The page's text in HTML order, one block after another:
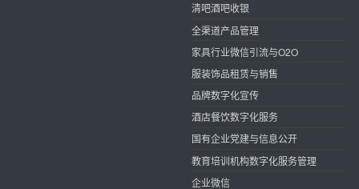
清吧酒吧收银
全渠道产品管理
家具行业微信引流与O2O
服装饰品租赁与销售
品牌数字化宣传
酒店餐饮数字化服务
国有企业党建与信息公开
教育培训机构数字化服务管理
企业微信